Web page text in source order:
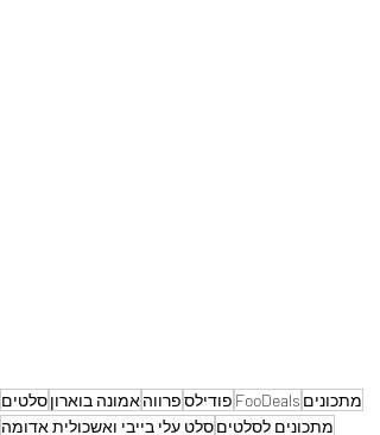
מתכונים FooDeals פודילספרווהאמונה בוארוןסלטים
מתכונים לסלטיםסלט עלי בייבי ואשכולית אדומה